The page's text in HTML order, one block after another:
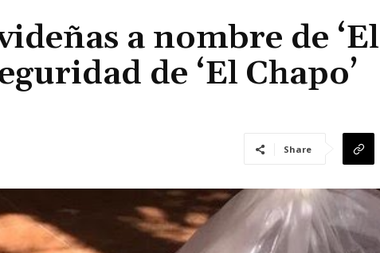
a nombre de ‘El
de ‘El Chapo’
Share